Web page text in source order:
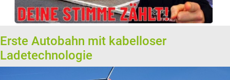
Erste Autobahn mit kabelloser
Ladetechnologie